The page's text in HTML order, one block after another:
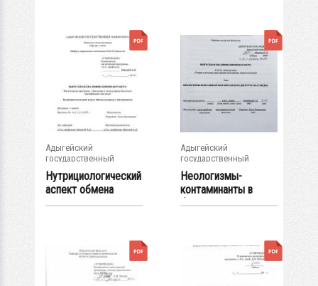
Адыгейский
государственный
университет
Нутрициологический
аспект обмена
сахарозы у...
Адыгейский
государственный
университет
Неологизмы-
контаминанты в
британском